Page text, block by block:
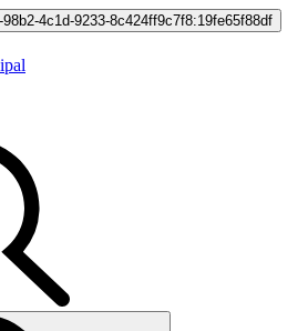
4c1d-9233-8c424ff9c7f8:19fe65f88df